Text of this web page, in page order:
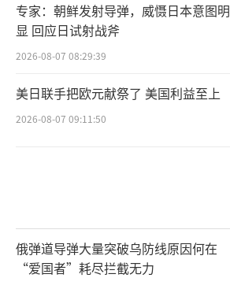
专家：朝鲜发射导弹，威慑日本意图明
显 回应日试射战斧
2026-08-07 08:29:39
美日联手把欧元献祭了 美国利益至上
2026-08-07 09:11:50
俄弹道导弹大量突破乌防线原因何在
“爱国者”耗尽拦截无力